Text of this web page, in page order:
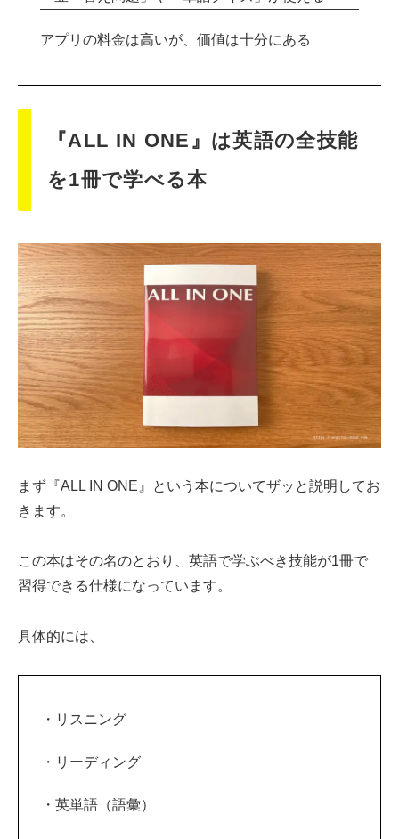
アプリの料金は高いが、価値は十分にある
『ALL IN ONE』は英語の全技能
を1冊で学べる本
まず『ALL IN ONE』という本についてザッと説明してお
きます。
この本はその名のとおり、英語で学ぶべき技能が1冊で
習得できる仕様になっています。
具体的には、
・リスニング
・リーディング
・英単語（語彙）